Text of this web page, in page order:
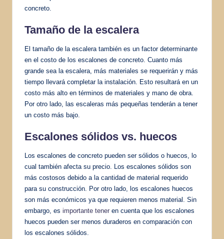
concreto.
Tamaño de la escalera
El tamaño de la escalera también es un factor determinante
en el costo de los escalones de concreto. Cuanto más
grande sea la escalera, más materiales se requerirán y más
tiempo llevará completar la instalación. Esto resultará en un
costo más alto en términos de materiales y mano de obra.
Por otro lado, las escaleras más pequeñas tenderán a tener
un costo más bajo.
Escalones sólidos vs. huecos
Los escalones de concreto pueden ser sólidos o huecos, lo
cual también afecta su precio. Los escalones sólidos son
más costosos debido a la cantidad de material requerido
para su construcción. Por otro lado, los escalones huecos
son más económicos ya que requieren menos material. Sin
embargo, es importante tener en cuenta que los escalones
huecos pueden ser menos duraderos en comparación con
los escalones sólidos.